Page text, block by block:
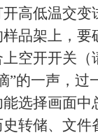
开高低温交
样品架上，要
上空开开关
”的一声，过
能选择画面
史转储、文